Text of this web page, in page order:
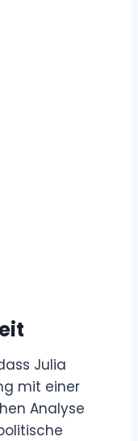
Julia
mit einer
Analyse